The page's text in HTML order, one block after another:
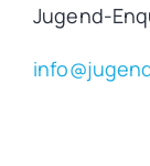
Jugend-